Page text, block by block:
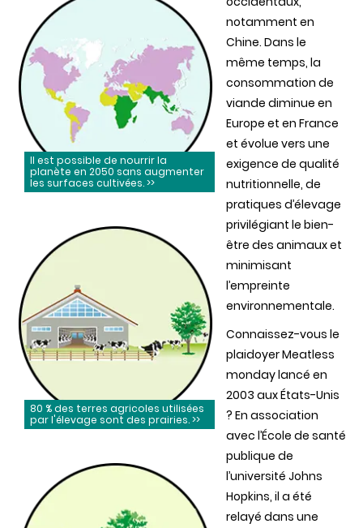
Il est possible de nourrir la
planète en 2050 sans augmenter
les surfaces cultivées. >>
80 % des terres agricoles utilisées
par l'élevage sont des prairies. >>
notamment en
Chine. Dans le
même temps, la
consommation de
viande diminue en
Europe et en France
et évolue vers une
exigence de qualité
nutritionnelle, de
pratiques d’élevage
privilégiant le bien-
être des animaux et
minimisant
l’empreinte
environnementale.
Connaissez-vous le
plaidoyer Meatless
monday lancé en
2003 aux États-Unis
? En association
avec l’École de santé
publique de
l’université Johns
Hopkins, il a été
relayé dans une